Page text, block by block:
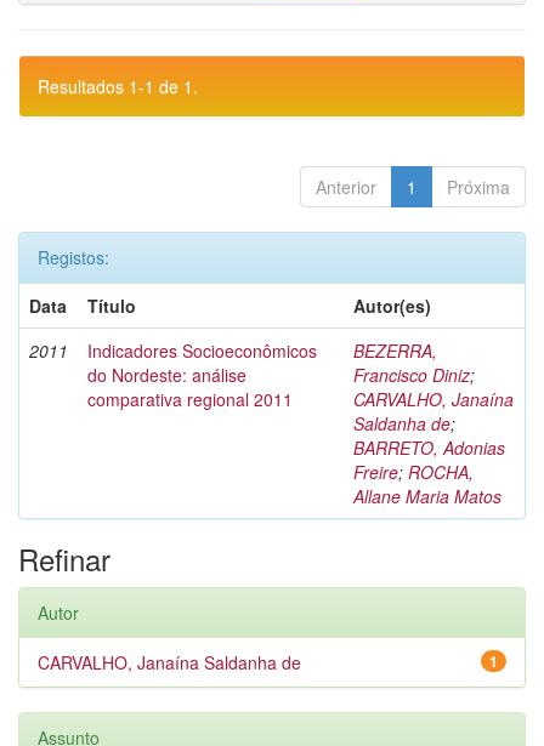
Resultados 1-1 de 1.
Anterior 1 Próxima
Registos:
Data
Título
Autor(es)
2011
Indicadores Socioeconômicos
do Nordeste: análise
comparativa regional 2011
BEZERRA,
Francisco Diniz;
CARVALHO, Janaína
Saldanha de;
BARRETO, Adonias
Freire; ROCHA,
Allane Maria Matos
Refinar
Autor
1
CARVALHO, Janaína Saldanha de
Assunto